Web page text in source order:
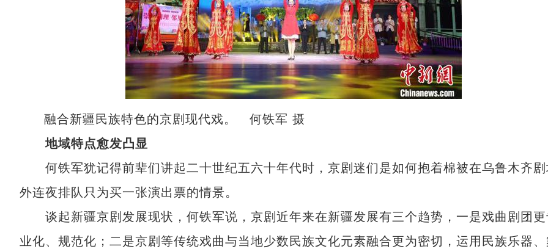
融合新疆民族特色的京剧现代戏。 何铁军 摄
地域特点愈发凸显
何铁军犹记得前辈们讲起二十世纪五六十年代时，京剧迷们是如何抱着棉被在乌鲁木齐剧
外连夜排队只为买一张演出票的情景。
谈起新疆京剧发展现状，何铁军说，京剧近年来在新疆发展有三个趋势，一是戏曲剧团更
业化、规范化；二是京剧等传统戏曲与当地少数民族文化元素融合更为密切，运用民族乐器、